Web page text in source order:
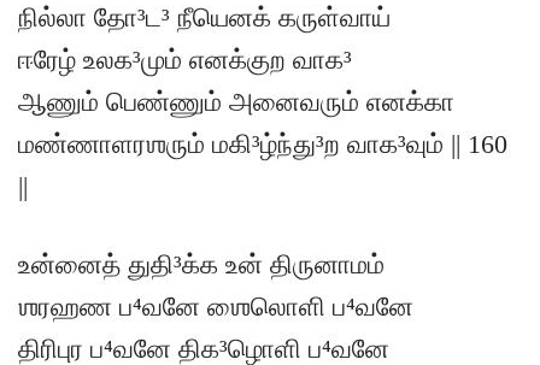
நில்லா தோ³ட³ நீயெனக் கருள்வாய்
ஈரேழ் உலக³மும் எனக்குற வாக³
ஆணும் பெண்ணும் அனைவரும் எனக்கா
மண்ணாளரஶரும் மகி³ழ்ந்து³ற வாக³வும் || 160
||
உன்னைத் துதி³க்க உன் திருனாமம்
ஶரஹண ப⁴வனே ஶைலொளி ப⁴வனே
திரிபுர ப⁴வனே திக³ழொளி ப⁴வனே